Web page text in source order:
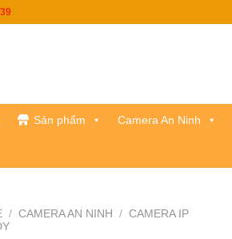
Sản phẩm Camera An Ninh
/ CAMERA AN NINH / CAMERA IP